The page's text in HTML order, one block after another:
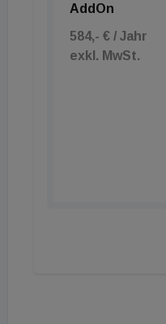
AddOn
584,- € / Jahr
exkl. MwSt.